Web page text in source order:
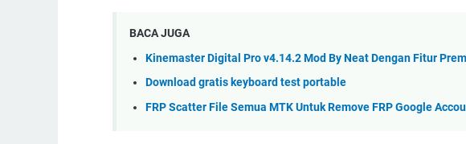
BACA JUGA
Kinemaster Digital Pro v4.14.2 Mod By Neat Dengan Fitur
Download gratis keyboard test portable
FRP Scatter File Semua MTK Untuk Remove FRP Google